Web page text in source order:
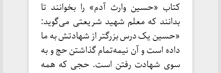
کتاب «حسین وارث آدم» را بخوانند تا
بدانند که معلم شهید شریعتی می‌گوید:
«حسین یک درس بزرگتر از شهادتش به ما
داده است و آن نیمه‌تمام گذاشتن حج و به
سوی شهادت رفتن است. حجی که همه